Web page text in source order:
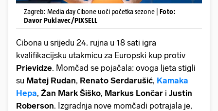
Zagreb: Media day Cibone uoči početka sezone | Foto:
Davor Puklavec/PIXSELL
Cibona u srijedu 24. rujna u 18 sati igra
kvalifikacijsku utakmicu za Europski kup protiv
Prievidze. Momčad se pojačala: ovoga ljeta stigli
su Matej Rudan, Renato Serdarušić, Kamaka
Hepa, Žan Mark Šiško, Markus Lončar i Justin
Roberson. Izgradnja nove momčadi potrajala je,